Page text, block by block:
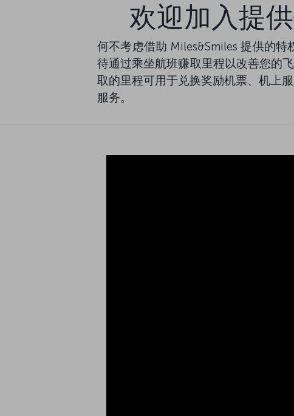
欢迎加入提
何不考虑借助 Miles&Smiles 提供的
待通过乘坐航班赚取里程以改善您的
取的里程可用于兑换奖励机票、机上
服务。